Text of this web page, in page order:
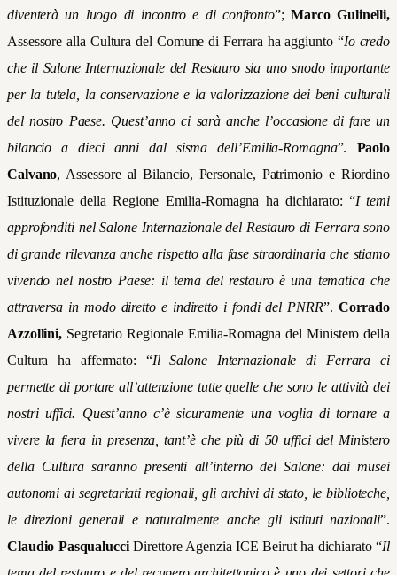
diventerà un luogo di incontro e di confronto”;Marco Gulinelli,
Assessore alla Cultura del Comune di Ferrara ha aggiunto “Io credo
che il Salone Internazionale del Restauro sia uno snodo importante
per la tutela, la conservazione e la valorizzazione dei beni culturali
del nostro Paese. Quest’anno ci sarà anche l’occasione di fare un
bilancio a dieci anni dal sisma dell’Emilia-Romagna”. Paolo
Calvano, Assessore al Bilancio, Personale, Patrimonio e Riordino
Istituzionale della Regione Emilia-Romagna ha dichiarato: “I temi
approfonditi nel Salone Internazionale del Restauro di Ferrara sono
di grande rilevanza anche rispetto alla fase straordinaria che stiamo
vivendo nel nostro Paese: il tema del restauro è una tematica che
attraversa in modo diretto e indiretto i fondi del PNRR”. Corrado
Azzollini, Segretario Regionale Emilia-Romagna del Ministero della
Cultura ha affermato: “Il Salone Internazionale di Ferrara ci
permette di portare all’attenzione tutte quelle che sono le attività dei
nostri uffici. Quest’anno c’è sicuramente una voglia di tornare a
vivere la fiera in presenza, tant’è che più di 50 uffici del Ministero
della Cultura saranno presenti all’interno del Salone: dai musei
autonomi ai segretariati regionali, gli archivi di stato, le biblioteche,
le direzioni generali e naturalmente anche gli istituti nazionali”.
Claudio PasqualucciDirettore Agenzia ICE Beirut ha dichiarato “Il